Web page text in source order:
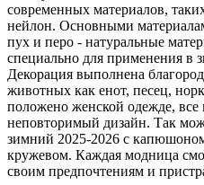
современных материалов,
нейлон. Основными
пух и перо - натуральные
специально для применения в
Декорация выполнена
животных как енот, песец,
положено женской одежде,
неповторимый дизайн. Так
зимний 2025-2026 с
кружевом. Каждая модница
своим предпочтениям и